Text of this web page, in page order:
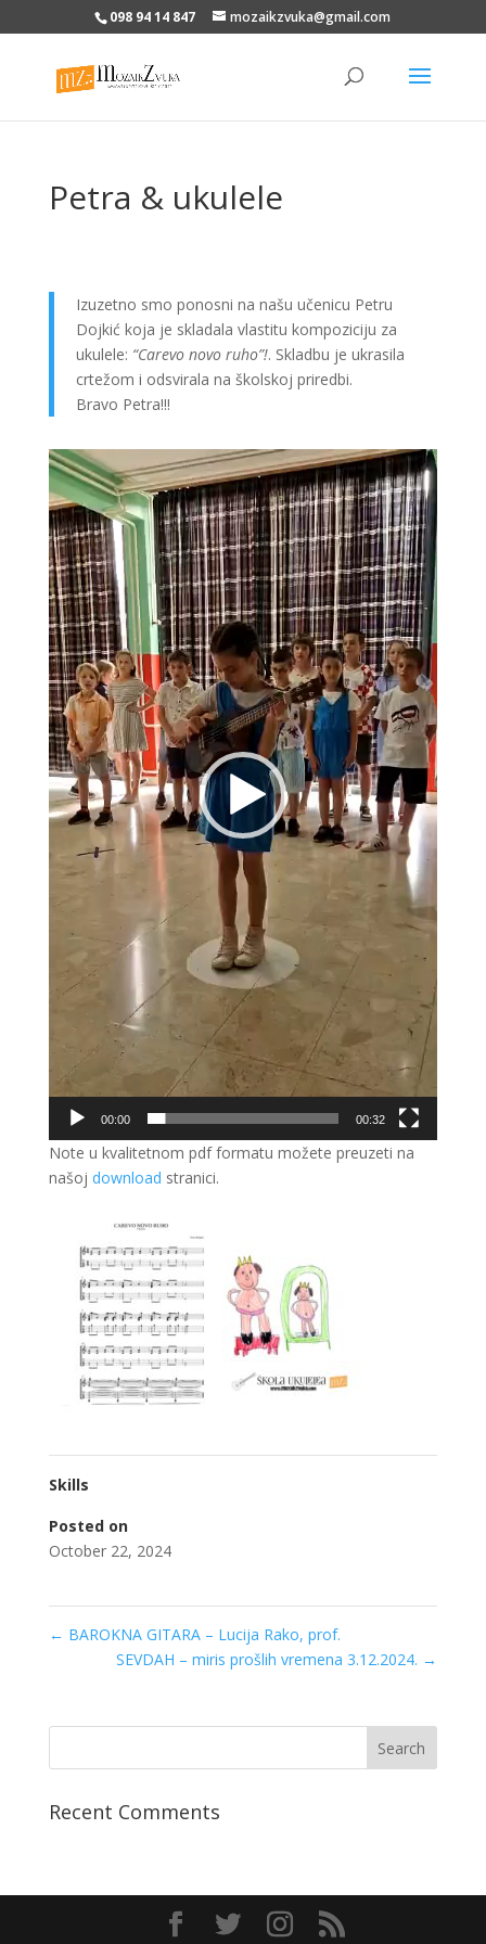
098 94 14 847 mozaikzvuka@gmail.com
Petra & ukulele
Izuzetno smo ponosni na našu učenicu Petru
Dojkić koja je skladala vlastitu kompoziciju za
ukulele: “Carevo novo ruho”!. Skladbu je ukrasila
crtežom i odsvirala na školskoj priredbi.
Bravo Petra!!!
Video
Player
00:00 00:32
Note u kvalitetnom pdf formatu možete preuzeti na
našoj download stranici.
Skills
Posted on
October 22, 2024
← BAROKNA GITARA – Lucija Rako, prof.
SEVDAH – miris prošlih vremena 3.12.2024. →
Recent Comments